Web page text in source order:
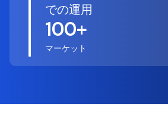
での運用
100+
マーケット